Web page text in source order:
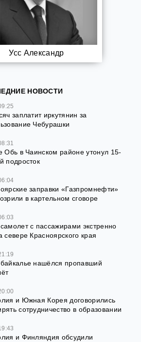
Усс Александр
НОВОСТИ
заплатит иркутянин за
Чебурашки
Обь в Чаинском районе утонул 15-
подросток
заправки «Газпромнефти»
в картельном сговоре
с пассажирами экстренно
севере Красноярского края
нашёлся пропавший
и Южная Корея договорились
сотрудничество в образовании
и Финляндия обсудили